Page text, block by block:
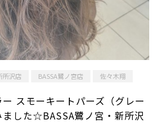
所沢店 BASSA鷺ノ宮店 佐々木翔
スモーキートパーズ（グレー
ました☆BASSA鷺ノ宮・新所沢